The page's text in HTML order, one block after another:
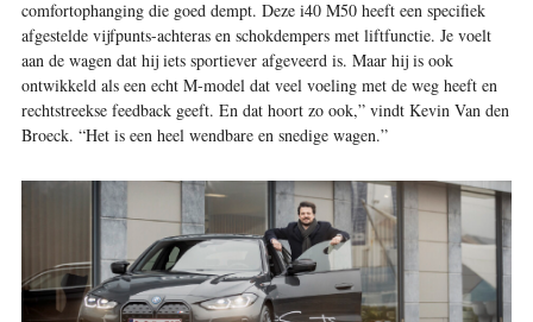
comfortophanging die goed dempt. Deze i40 M50 heeft een specifiek
afgestelde vijfpunts-achteras en schokdempers met liftfunctie. Je voelt
aan de wagen dat hij iets sportiever afgeveerd is. Maar hij is ook
ontwikkeld als een echt M-model dat veel voeling met de weg heeft en
rechtstreekse feedback geeft. En dat hoort zo ook,” vindt Kevin Van den
Broeck. “Het is een heel wendbare en snedige wagen.”